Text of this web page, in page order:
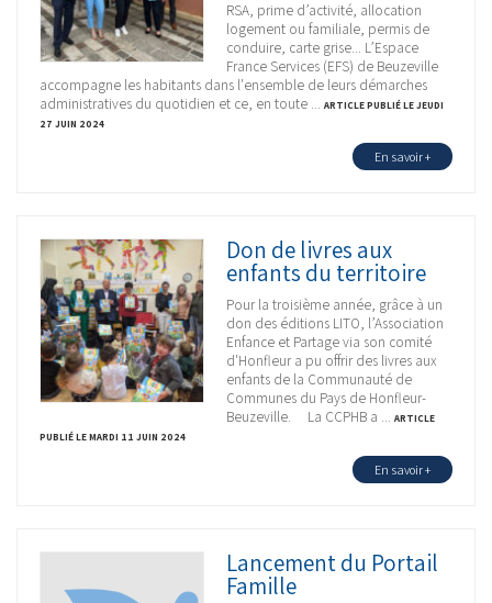
RSA, prime d’activité, allocation
logement ou familiale, permis de
conduire, carte grise... L’Espace
France Services (EFS) de Beuzeville
accompagne les habitants dans l'ensemble de leurs démarches
administratives du quotidien et ce, en toute ... ARTICLE PUBLIÉ LE JEUDI
27 JUIN 2024
En savoir +
Don de livres aux
enfants du territoire
Pour la troisième année, grâce à un
don des éditions LITO, l’Association
Enfance et Partage via son comité
d'Honfleur a pu offrir des livres aux
enfants de la Communauté de
Communes du Pays de Honfleur-
Beuzeville. La CCPHB a ... ARTICLE
PUBLIÉ LE MARDI 11 JUIN 2024
En savoir +
Lancement du Portail
Famille